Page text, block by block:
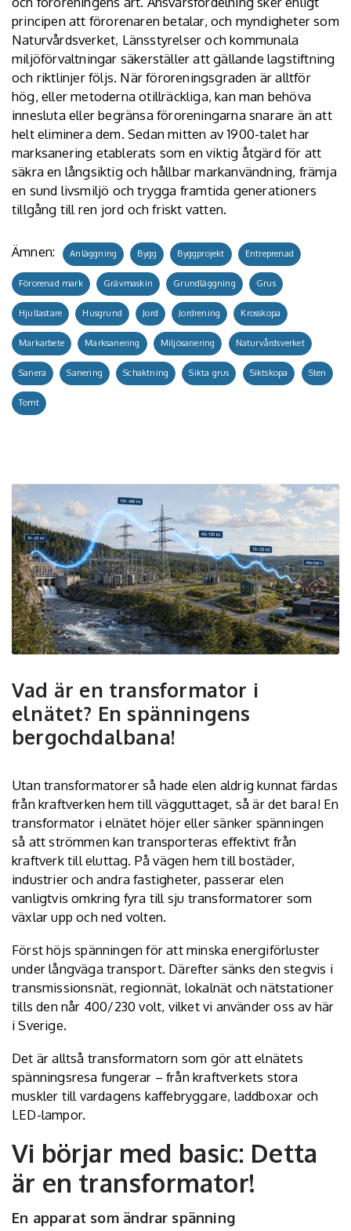
principen att förorenaren betalar, och myndigheter som
Naturvårdsverket, Länsstyrelser och kommunala
miljöförvaltningar säkerställer att gällande lagstiftning
och riktlinjer följs. När föroreningsgraden är alltför
hög, eller metoderna otillräckliga, kan man behöva
innesluta eller begränsa föroreningarna snarare än att
helt eliminera dem. Sedan mitten av 1900-talet har
marksanering etablerats som en viktig åtgärd för att
säkra en långsiktig och hållbar markanvändning, främja
en sund livsmiljö och trygga framtida generationers
tillgång till ren jord och friskt vatten.
Ämnen: Anläggning Bygg Byggprojekt Entreprenad
Förorenad mark Grävmaskin Grundläggning Grus
Hjullastare Husgrund Jord Jordrening Krosskopa
Markarbete Marksanering Miljösanering Naturvårdsverket
Sanera Sanering Schaktning Sikta grus Siktskopa Sten
Tomt
Vad är en transformator i
elnätet? En spänningens
bergochdalbana!
Utan transformatorer så hade elen aldrig kunnat färdas
från kraftverken hem till vägguttaget, så är det bara! En
transformator i elnätet höjer eller sänker spänningen
så att strömmen kan transporteras effektivt från
kraftverk till eluttag. På vägen hem till bostäder,
industrier och andra fastigheter, passerar elen
vanligtvis omkring fyra till sju transformatorer som
växlar upp och ned volten.
Först höjs spänningen för att minska energiförluster
under långväga transport. Därefter sänks den stegvis i
transmissionsnät, regionnät, lokalnät och nätstationer
tills den når 400/230 volt, vilket vi använder oss av här
i Sverige.
Det är alltså transformatorn som gör att elnätets
spänningsresa fungerar – från kraftverkets stora
muskler till vardagens kaffebryggare, laddboxar och
LED-lampor.
Vi börjar med basic: Detta
är en transformator!
En apparat som ändrar spänning